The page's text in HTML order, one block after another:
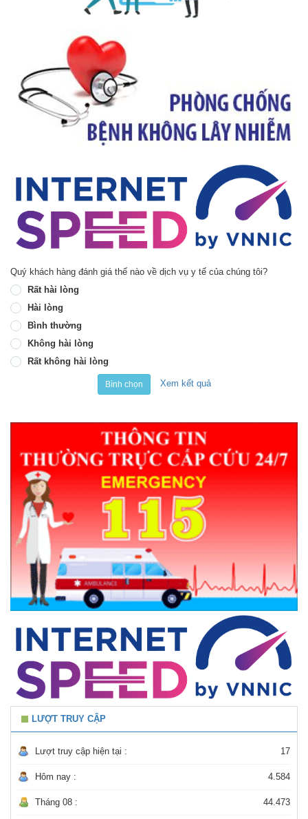
Quý khách hàng đánh giá thế nào về dịch vụ y tế của chúng tôi?
Rất hài lòng
Hài lòng
Bình thường
Không hài lòng
Rất không hài lòng
Bình chọn Xem kết quả
LƯỢT TRUY CẬP
Lượt truy cập hiện tại : 17
Hôm nay : 4.584
Tháng 08 : 44.473